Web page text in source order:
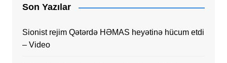
Son Yazılar
Sionist rejim Qətərdə HƏMAS heyətinə hücum etdi
– Video